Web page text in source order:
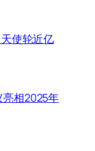
使轮近亿
相2025年